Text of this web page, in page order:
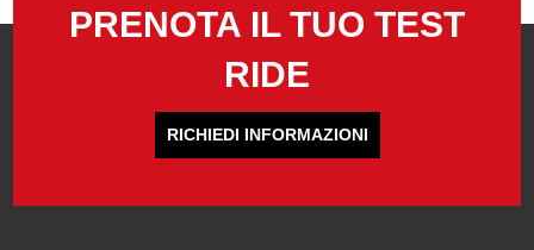
PRENOTA IL TUO TEST
RIDE
RICHIEDI INFORMAZIONI